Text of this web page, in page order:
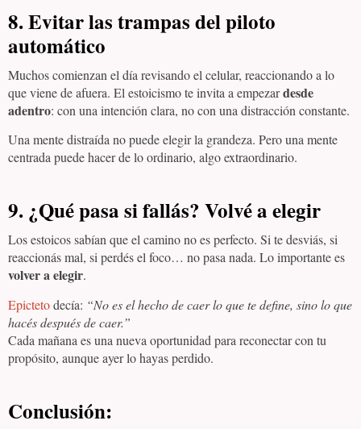
8. Evitar las trampas del piloto
automático
Muchos comienzan el día revisando el celular, reaccionando a lo
que viene de afuera. El estoicismo te invita a empezardesde
adentro: con una intención clara, no con una distracción constante.
Una mente distraída no puede elegir la grandeza. Pero una mente
centrada puede hacer de lo ordinario, algo extraordinario.
9. ¿Qué pasa si fallás? Volvé a elegir
Los estoicos sabían que el camino no es perfecto. Si te desviás, si
reaccionás mal, si perdés el foco… no pasa nada. Lo importante es
volver a elegir.
Epictetodecía: “No es el hecho de caer lo que te define, sino lo que
hacés después de caer.”
Cada mañana es una nueva oportunidad para reconectar con tu
propósito, aunque ayer lo hayas perdido.
Conclusión: